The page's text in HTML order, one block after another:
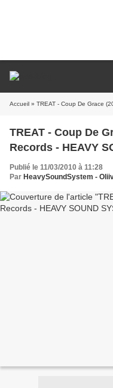
Accueil » TREAT - Coup De Grace
TREAT - Coup De
Records - HEAVY
Publié le 11/03/2010 à 11:28
Par HeavySoundSystem -